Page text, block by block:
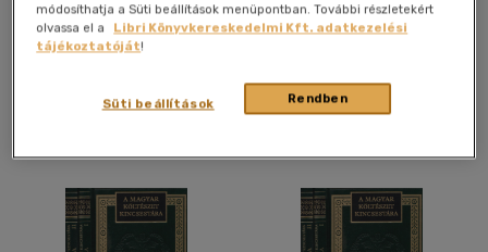
Antikvár könyv (3db)
További formátumok
módosíthatja a Süti beállítások menüpontban. További részletekért
olvassa el a
Libri Könyvkereskedelmi Kft. adatkezelési
tájékoztatóját!
Rendben
Süti beállítások